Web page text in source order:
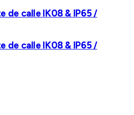
de calle IK08 & IP65 /
de calle IK08 & IP65 /